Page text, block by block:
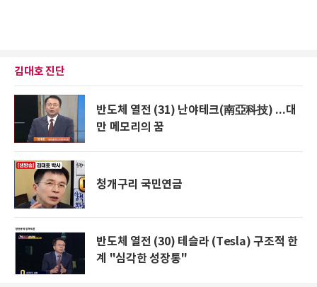
김대호 진단
반도체 열전 (31) 난야테크(南亞科技) ...대
만 메모리의 꿈
청개구리 국민연금
반도체 열전 (30) 테슬라 (Tesla) 구조적 한
계 "심각한 성장통"